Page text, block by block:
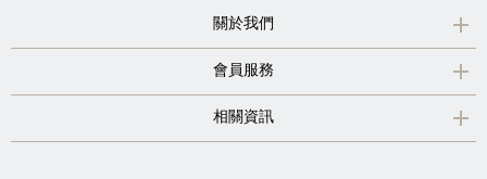
關於我們
會員服務
相關資訊